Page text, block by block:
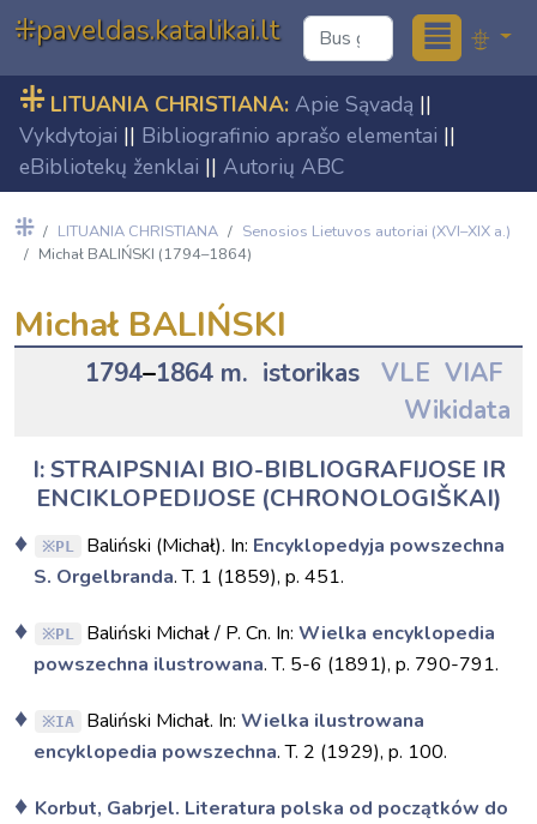
⁜paveldas.katalikai.lt ≣
⁜ LITUANIA CHRISTIANA: Apie Sąvadą ||
Vykdytojai || Bibliografinio aprašo elementai ||
eBibliotekų ženklai || Autorių ABC
⁜ LITUANIA CHRISTIANA
Senosios Lietuvos autoriai (XVI–XIX a.)
Michał BALIŃSKI (1794–1864)
Michał BALIŃSKI
1794–1864 m. istorikas VLE VIAF
Wikidata
I: STRAIPSNIAI BIO-BIBLIOGRAFIJOSE IR
ENCIKLOPEDIJOSE (CHRONOLOGIŠKAI)
PL Baliński (Michał). In: Encyklopedyja powszechna
S. Orgelbranda. T. 1 (1859), p. 451.
PL Baliński Michał / P. Cn. In: Wielka encyklopedia
powszechna ilustrowana. T. 5-6 (1891), p. 790-791.
IA Baliński Michał. In: Wielka ilustrowana
encyklopedia powszechna. T. 2 (1929), p. 100.
Korbut, Gabrjel. Literatura polska od początków do